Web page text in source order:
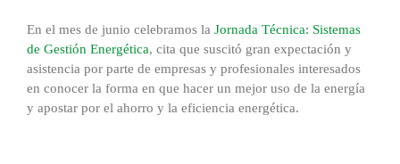
En el mes de junio celebramos la Jornada Técnica: Sistemas
de Gestión Energética, cita que suscitó gran expectación y
asistencia por parte de empresas y profesionales interesados
en conocer la forma en que hacer un mejor uso de la energía
y apostar por el ahorro y la eficiencia energética.